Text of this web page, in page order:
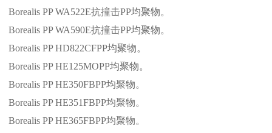
Borealis PP WA522E抗撞击PP均聚物。
Borealis PP WA590E抗撞击PP均聚物。
Borealis PP HD822CFPP均聚物。
Borealis PP HE125MOPP均聚物。
Borealis PP HE350FBPP均聚物。
Borealis PP HE351FBPP均聚物。
Borealis PP HE365FBPP均聚物。